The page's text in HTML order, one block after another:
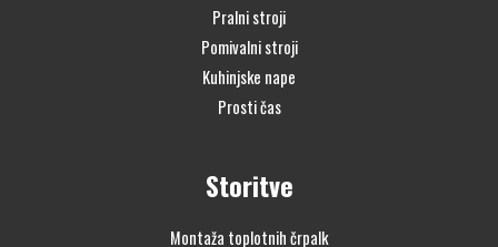
Pralni stroji
Pomivalni stroji
Kuhinjske nape
Prosti čas
Storitve
Montaža toplotnih črpalk